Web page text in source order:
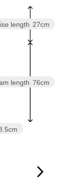
length 76cm
length 27cm